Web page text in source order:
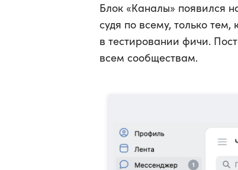
Блок «Каналы» появился
судя по всему, только
в тестировании фичи.
всем сообществам.